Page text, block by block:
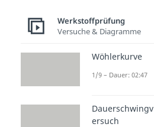
Werkstoffprüfung
Versuche & Diagramme
Wöhlerkurve
1/9 – Dauer: 02:47
Dauerschwingv
ersuch